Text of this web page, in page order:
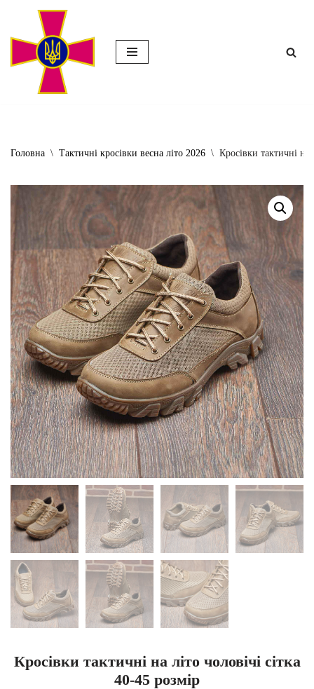
Перейти
Головна \ Тактичні кросівки весна літо 2026 \ Кросівки тактичні на
Кросівки тактичні на літо чоловічі сітка
40-45 розмір